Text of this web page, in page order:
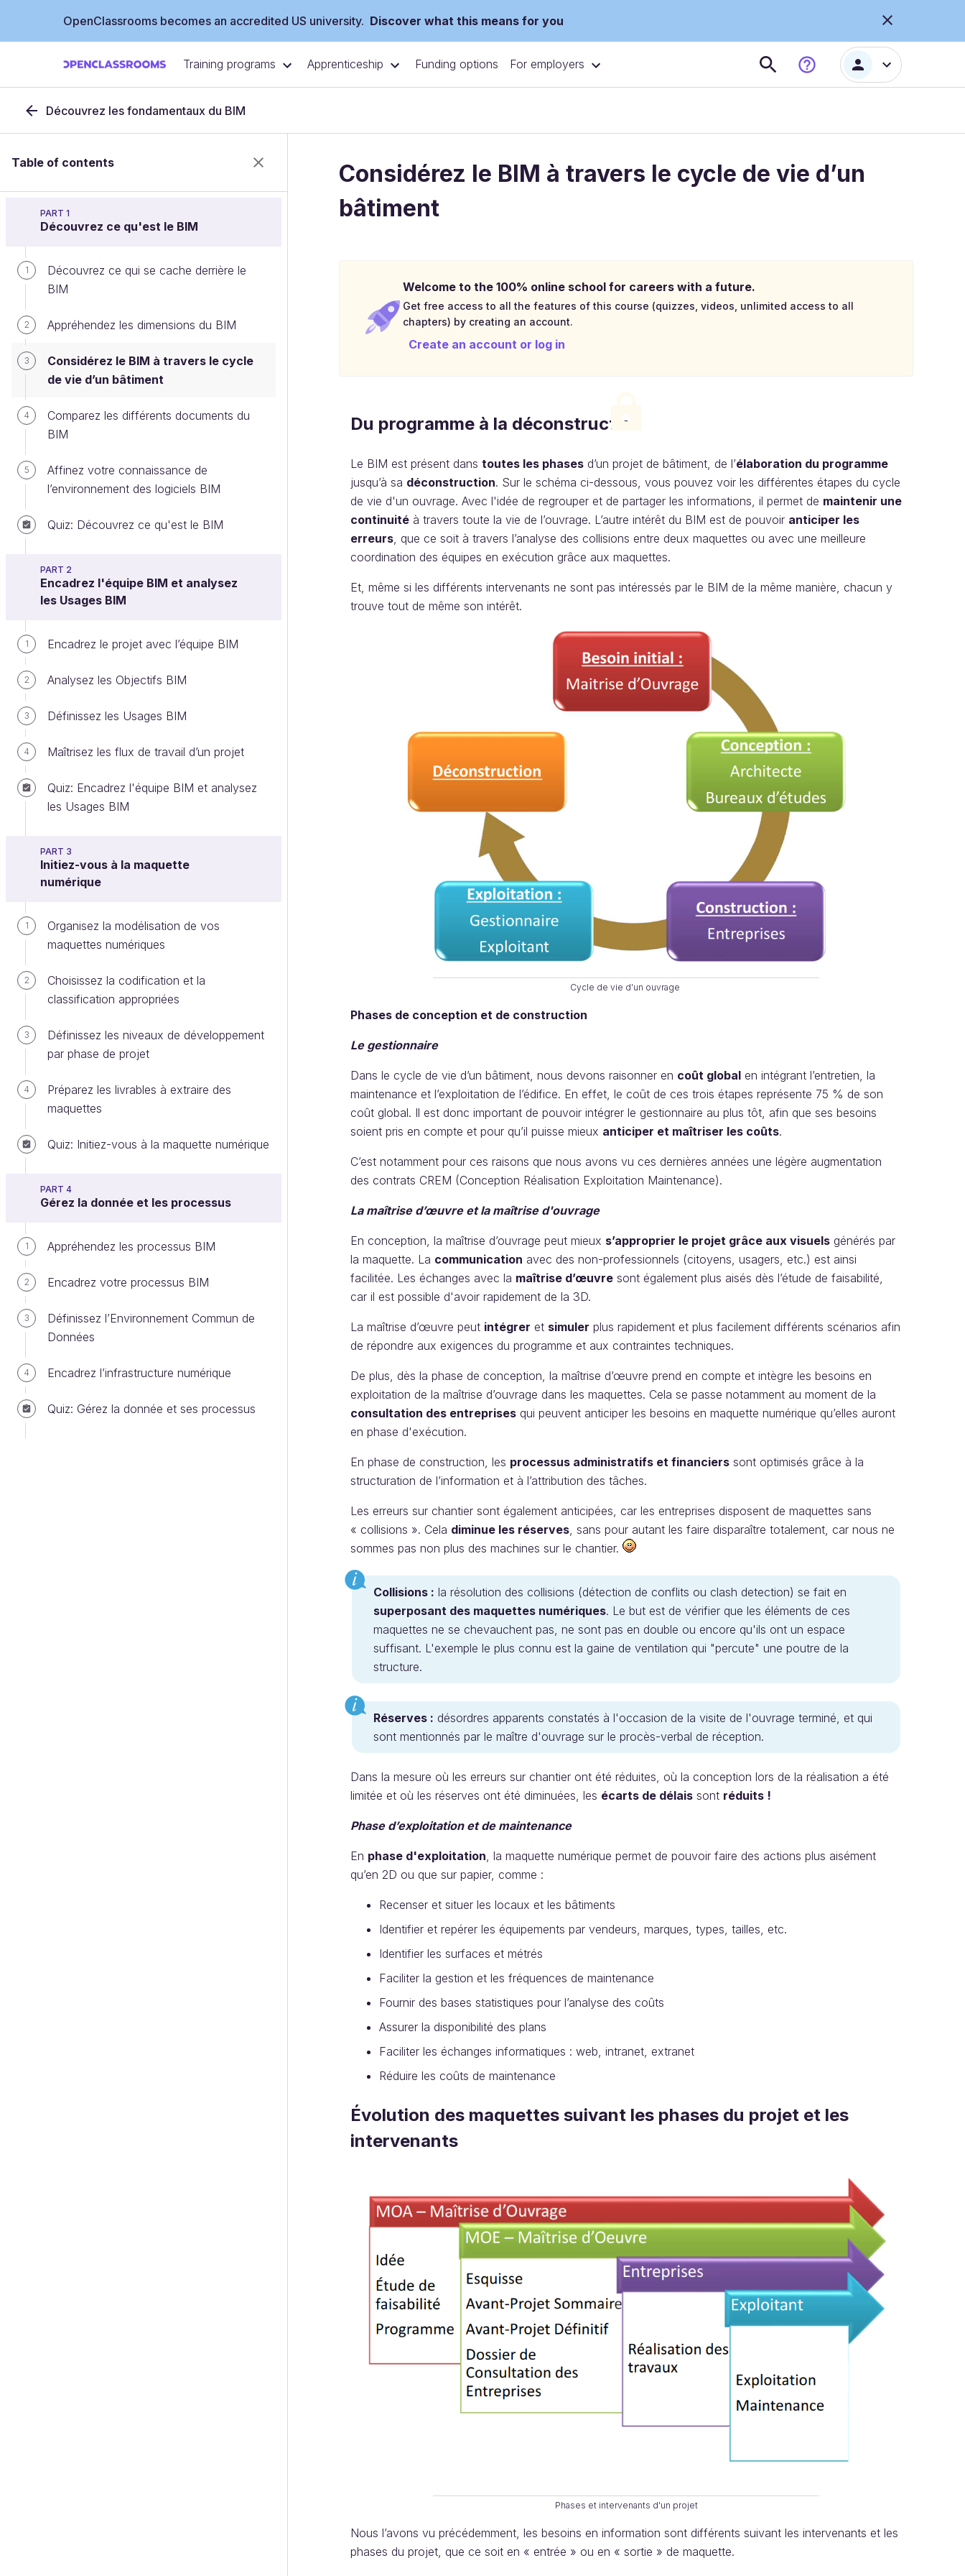
OpenClassrooms becomes an accredited US university. Discover what this means for you
Training programs Apprenticeship Funding options For employers
Découvrez les fondamentaux du BIM
Table of contents
PART 1
Découvrez ce qu'est le BIM
1
Découvrez ce qui se cache derrière le
BIM
2 Appréhendez les dimensions du BIM
3
Considérez le BIM à travers le cycle
de vie d’un bâtiment
4
Comparez les différents documents du
BIM
5
Affinez votre connaissance de
l’environnement des logiciels BIM
Quiz: Découvrez ce qu'est le BIM
PART 2
Encadrez l'équipe BIM et analysez
les Usages BIM
1 Encadrez le projet avec l’équipe BIM
2 Analysez les Objectifs BIM
3 Définissez les Usages BIM
4 Maîtrisez les flux de travail d’un projet
Quiz: Encadrez l'équipe BIM et analysez
les Usages BIM
PART 3
Initiez-vous à la maquette
numérique
1
Organisez la modélisation de vos
maquettes numériques
2
Choisissez la codification et la
classification appropriées
3
Définissez les niveaux de développement
par phase de projet
4
Préparez les livrables à extraire des
maquettes
Quiz: Initiez-vous à la maquette numérique
PART 4
Gérez la donnée et les processus
1 Appréhendez les processus BIM
2 Encadrez votre processus BIM
3
Définissez l’Environnement Commun de
Données
4 Encadrez l’infrastructure numérique
Quiz: Gérez la donnée et ses processus
Considérez le BIM à travers le cycle de vie d’un
bâtiment
Welcome to the 100% online school for careers with a future.
Get free access to all the features of this course (quizzes, videos, unlimited access to all
chapters) by creating an account.
Create an account or log in
Du programme à la déconstruction
Le BIM est présent dans toutes les phases d’un projet de bâtiment, de l’élaboration du programme
jusqu’à sa déconstruction. Sur le schéma ci-dessous, vous pouvez voir les différentes étapes du cycle
de vie d'un ouvrage. Avec l'idée de regrouper et de partager les informations, il permet de maintenir une
continuité à travers toute la vie de l’ouvrage. L’autre intérêt du BIM est de pouvoir anticiper les
erreurs, que ce soit à travers l’analyse des collisions entre deux maquettes ou avec une meilleure
coordination des équipes en exécution grâce aux maquettes.
Et, même si les différents intervenants ne sont pas intéressés par le BIM de la même manière, chacun y
trouve tout de même son intérêt.
Cycle de vie d'un ouvrage
Phases de conception et de construction
Le gestionnaire
Dans le cycle de vie d’un bâtiment, nous devons raisonner en coût global en intégrant l’entretien, la
maintenance et l’exploitation de l’édifice. En effet, le coût de ces trois étapes représente 75 % de son
coût global. Il est donc important de pouvoir intégrer le gestionnaire au plus tôt, afin que ses besoins
soient pris en compte et pour qu’il puisse mieux anticiper et maîtriser les coûts.
C’est notamment pour ces raisons que nous avons vu ces dernières années une légère augmentation
des contrats CREM (Conception Réalisation Exploitation Maintenance).
La maîtrise d’œuvre et la maîtrise d'ouvrage
En conception, la maîtrise d’ouvrage peut mieux s’approprier le projet grâce aux visuels générés par
la maquette. La communication avec des non-professionnels (citoyens, usagers, etc.) est ainsi
facilitée. Les échanges avec la maîtrise d’œuvre sont également plus aisés dès l’étude de faisabilité,
car il est possible d'avoir rapidement de la 3D.
La maîtrise d’œuvre peut intégrer et simuler plus rapidement et plus facilement différents scénarios afin
de répondre aux exigences du programme et aux contraintes techniques.
De plus, dès la phase de conception, la maîtrise d’œuvre prend en compte et intègre les besoins en
exploitation de la maîtrise d’ouvrage dans les maquettes. Cela se passe notamment au moment de la
consultation des entreprises qui peuvent anticiper les besoins en maquette numérique qu’elles auront
en phase d'exécution.
En phase de construction, les processus administratifs et financiers sont optimisés grâce à la
structuration de l’information et à l’attribution des tâches.
Les erreurs sur chantier sont également anticipées, car les entreprises disposent de maquettes sans
« collisions ». Cela diminue les réserves , sans pour autant les faire disparaître totalement, car nous ne
sommes pas non plus des machines sur le chantier.
Collisions : la résolution des collisions (détection de conflits ou clash detection) se fait en
superposant des maquettes numériques. Le but est de vérifier que les éléments de ces
maquettes ne se chevauchent pas, ne sont pas en double ou encore qu'ils ont un espace
suffisant. L'exemple le plus connu est la gaine de ventilation qui "percute" une poutre de la
structure.
Réserves : désordres apparents constatés à l'occasion de la visite de l'ouvrage terminé, et qui
sont mentionnés par le maître d'ouvrage sur le procès-verbal de réception.
Dans la mesure où les erreurs sur chantier ont été réduites, où la conception lors de la réalisation a été
limitée et où les réserves ont été diminuées, les écarts de délais sont réduits !
Phase d’exploitation et de maintenance
En phase d'exploitation , la maquette numérique permet de pouvoir faire des actions plus aisément
qu’en 2D ou que sur papier, comme :
Recenser et situer les locaux et les bâtiments
Identifier et repérer les équipements par vendeurs, marques, types, tailles, etc.
Identifier les surfaces et métrés
Faciliter la gestion et les fréquences de maintenance
Fournir des bases statistiques pour l’analyse des coûts
Assurer la disponibilité des plans
Faciliter les échanges informatiques : web, intranet, extranet
Réduire les coûts de maintenance
Évolution des maquettes suivant les phases du projet et les
intervenants
Phases et intervenants d'un projet
Nous l’avons vu précédemment, les besoins en information sont différents suivant les intervenants et les
phases du projet, que ce soit en « entrée » ou en « sortie » de maquette.